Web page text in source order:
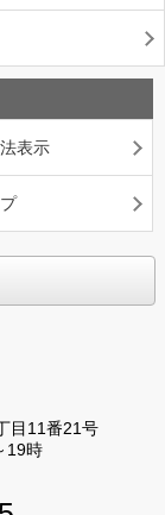
表示
目11番21号
19時